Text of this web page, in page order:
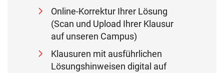
Online-Korrektur Ihrer Lösung
(Scan und Upload Ihrer Klausur
auf unseren Campus)
Klausuren mit ausführlichen
Lösungshinweisen digital auf